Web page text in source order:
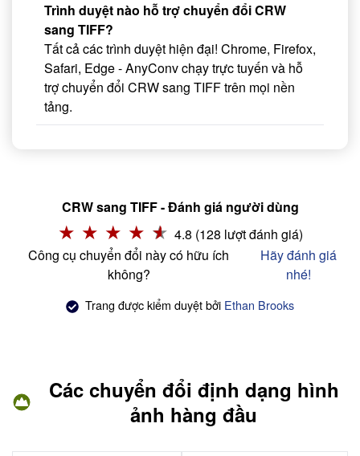
Trình duyệt nào hỗ trợ chuyển đổi CRW
sang TIFF?
Tất cả các trình duyệt hiện đại! Chrome, Firefox,
Safari, Edge - AnyConv chạy trực tuyến và hỗ
trợ chuyển đổi CRW sang TIFF trên mọi nền
tảng.
CRW sang TIFF - Đánh giá người dùng
4.8 (128 lượt đánh giá)
Công cụ chuyển đổi này có hữu ích
không?
Hãy đánh giá
nhé!
Trang được kiểm duyệt bởi Ethan Brooks
Các chuyển đổi định dạng hình
ảnh hàng đầu